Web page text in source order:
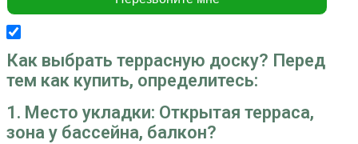
Как выбрать террасную доску? Перед
тем как купить, определитесь:
1. Место укладки: Открытая терраса,
зона у бассейна, балкон?